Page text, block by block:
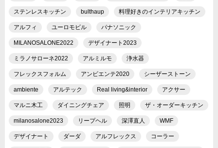
ステンレスキッチン bulthaup 料理好きのインテリアキッチン
アルフィ ユーロモビル パナソニック
MILANOSALONE2022 デザイナート2023
ミラノサローネ2022 アルミルモ 浄水器
フレックスフォルム アンビエンテ2020 シーザーストーン
ambiente アルテック Real living&interior アクサー
マルニ木工 ダイニングチェア 照明 ザ・オーダーキッチン
milanosalone2023 リープヘル 深澤直人 WMF
デザイナート ダーダ アルフレックス コーラー